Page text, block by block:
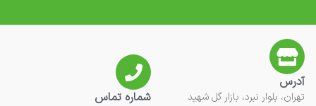
آدرس
تهران، بلوار نبرد، بازار گل شهید
شماره تماس